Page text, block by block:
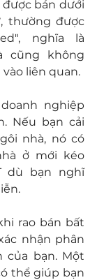
bán dưới
thường được
nghĩa là
cũng không
liên quan.
nghiệp
Nếu bạn cải
nhà, nó có
ở mới kéo
dù bạn nghĩ
rao bán bất
nhận phân
của bạn. Một
thể giúp bạn